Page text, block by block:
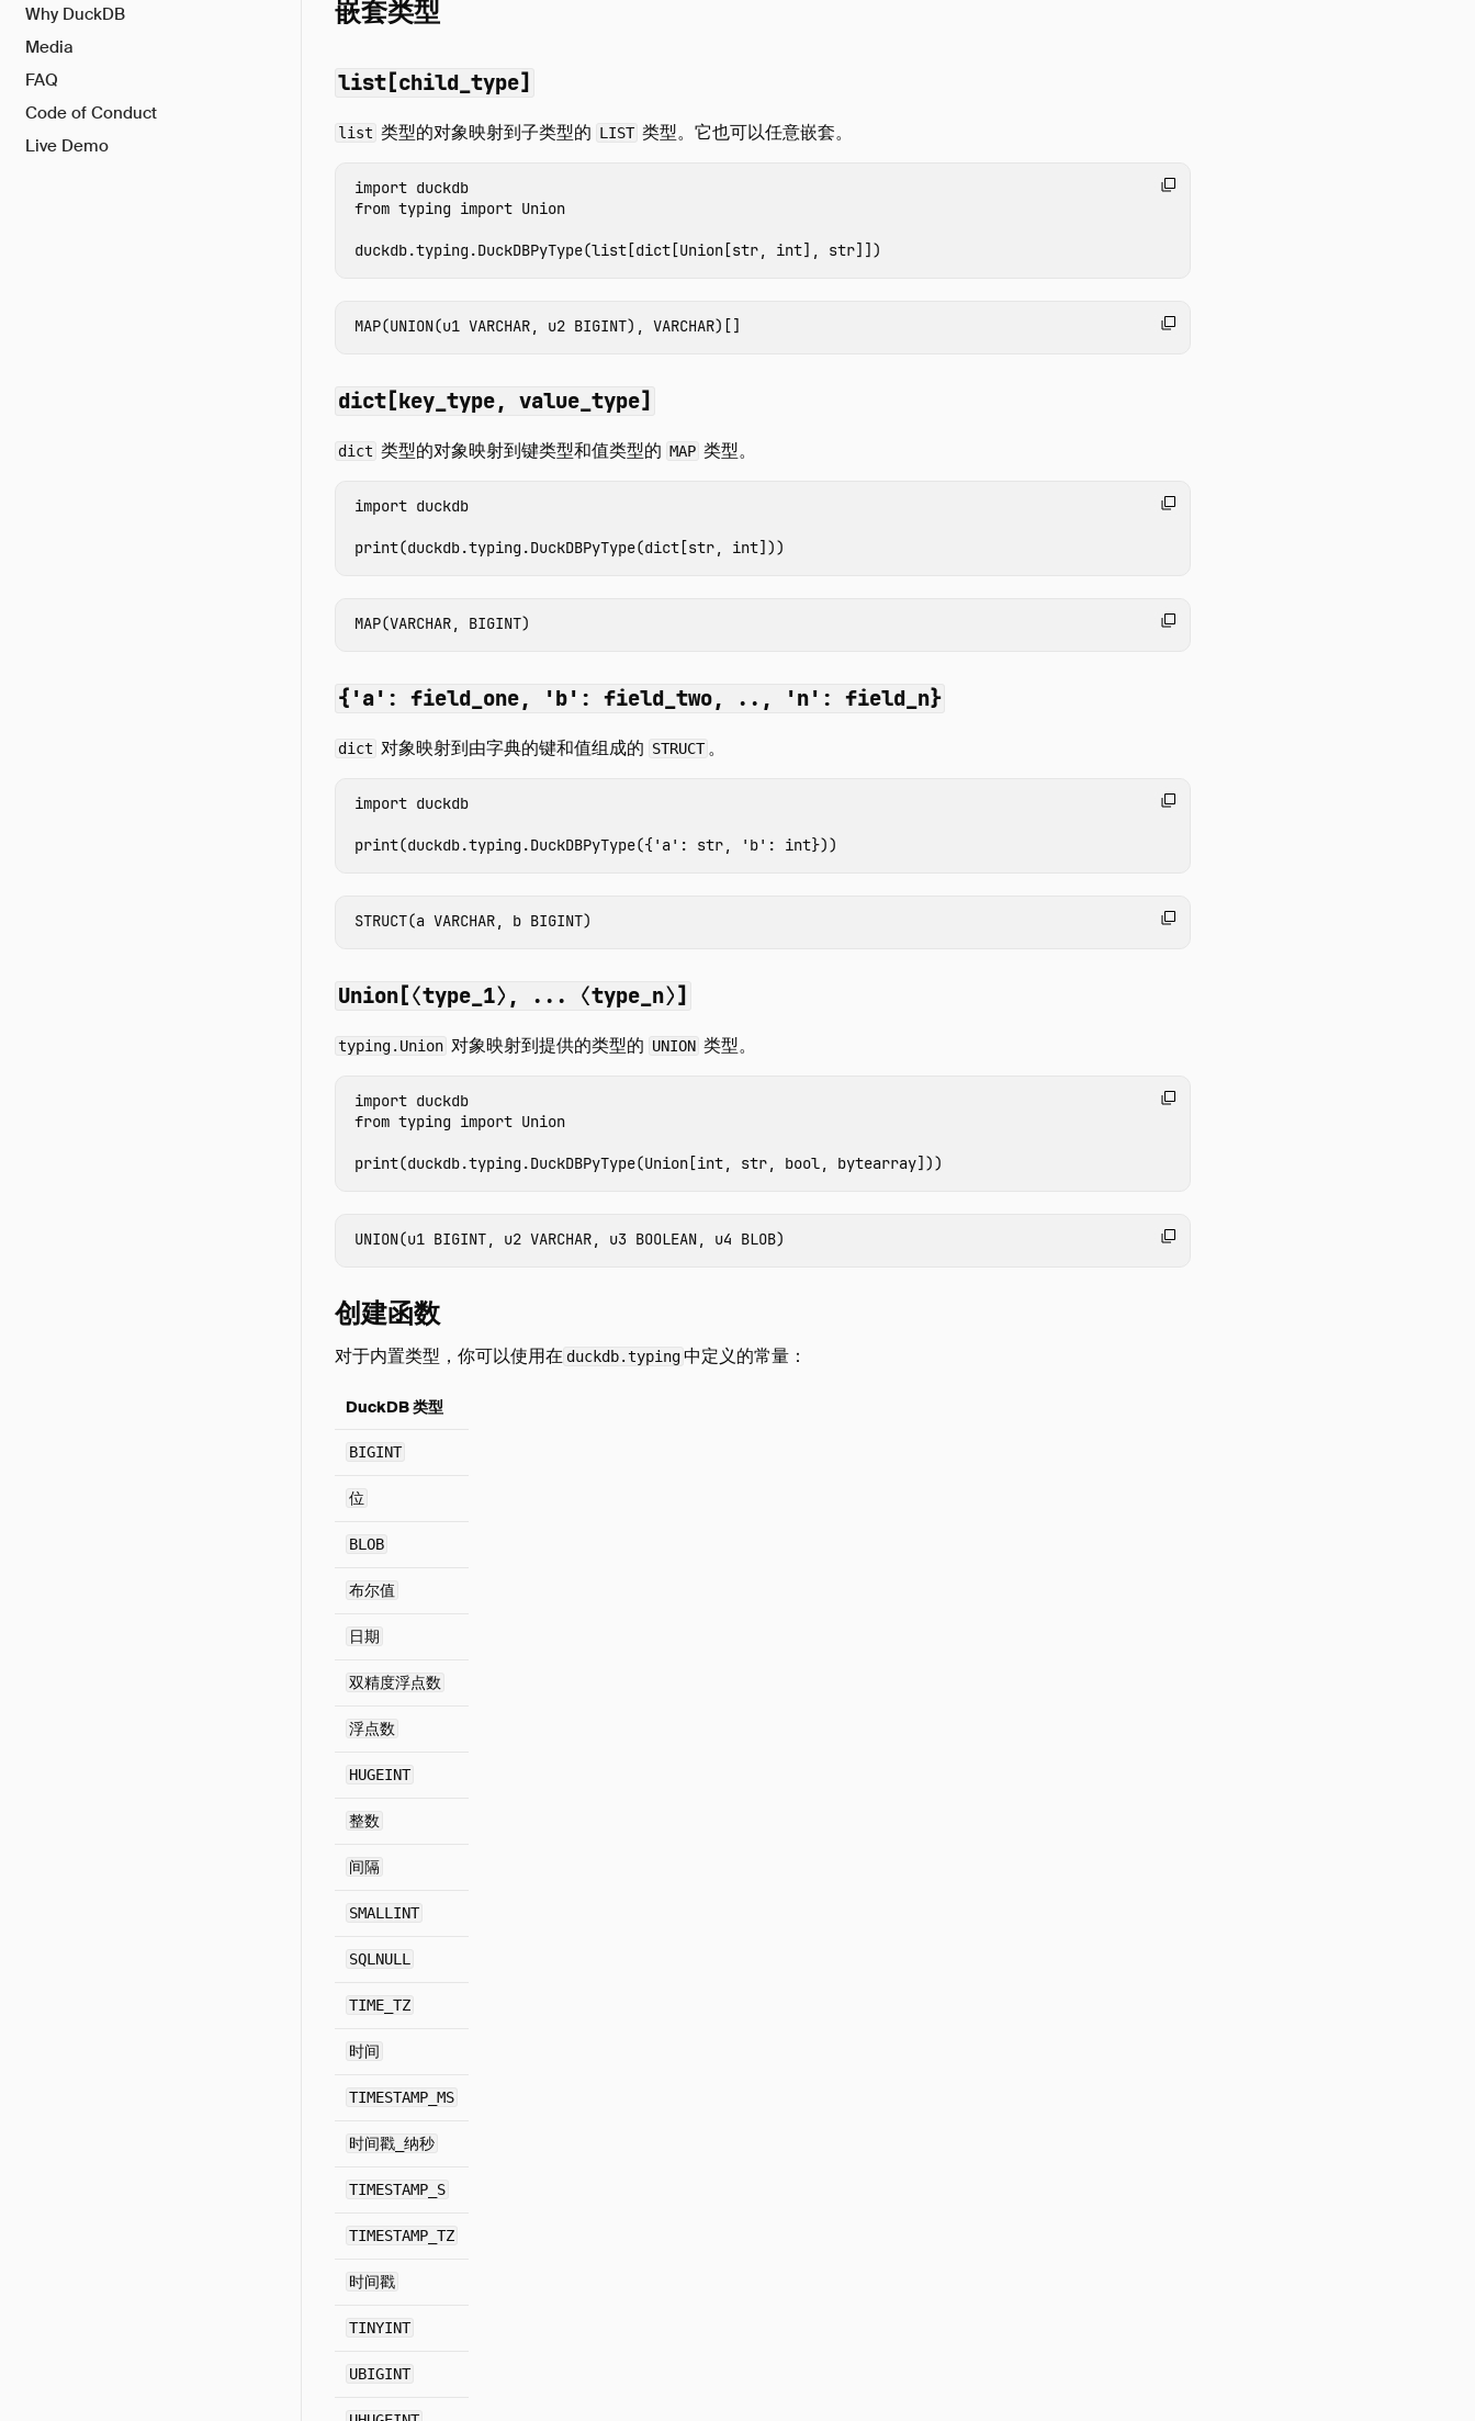
Why DuckDB
Media
FAQ
Code of Conduct
Live Demo
嵌套类型
list[child_type]
list 类型的对象映射到子类型的 LIST 类型。它也可以任意嵌套。
import duckdb
from typing import Union
duckdb.typing .DuckDBPyType(list [dict [Union [str, int], str]])
dict[key_type, value_type]
dict 类型的对象映射到键类型和值类型的 MAP 类型。
import duckdb
print(duckdb.typing .DuckDBPyType(dict [str, int]))
{'a': field_one, 'b': field_two, .., 'n': field_n}
dict 对象映射到由字典的键和值组成的 STRUCT 。
import duckdb
print(duckdb.typing .DuckDBPyType({ 'a' : str, 'b' : int}))
Union[⟨type_1⟩, ... ⟨type_n⟩]
typing.Union 对象映射到提供的类型的 UNION 类型。
import duckdb
from typing import Union
print(duckdb.typing .DuckDBPyType(Union [int, str, bool, bytearray]))
创建函数
对于内置类型，你可以使用在 duckdb.typing中定义的常量：
DuckDB 类型
BIGINT
位
BLOB
布尔值
日期
双精度浮点数
浮点数
HUGEINT
整数
间隔
SMALLINT
SQLNULL
TIME_TZ
时间
TIMESTAMP_MS
时间戳_纳秒
TIMESTAMP_S
TIMESTAMP_TZ
时间戳
TINYINT
UBIGINT